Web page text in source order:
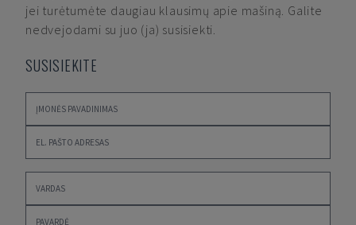
jei turėtumėte daugiau klausimų apie mašiną. Galite
nedvejodami su juo (ja) susisiekti.
SUSISIEKITE